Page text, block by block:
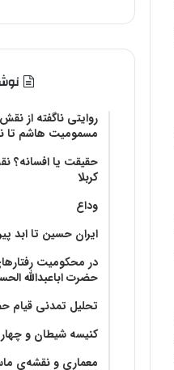
روایتی ناگفته از
مسمومیت هاشم تا
حقیقت یا افسانه؟‌
کربلا
وداع
ایران حسین تا ابد
در محکومیت
حضرت اباعبدالله
تحلیل تمدنی قیام
کنیسه شیطان و چهار
معماری و نقشه‌ی